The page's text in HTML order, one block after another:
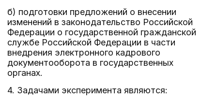
б) подготовки предложений о внесении
изменений в законодательство Российской
Федерации о государственной гражданской
службе Российской Федерации в части
внедрения электронного кадрового
документооборота в государственных
органах.
4. Задачами эксперимента являются: